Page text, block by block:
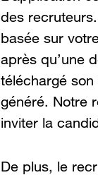
des
basée sur
après qu’une
téléchargé
généré. Notre
inviter la
De plus, le